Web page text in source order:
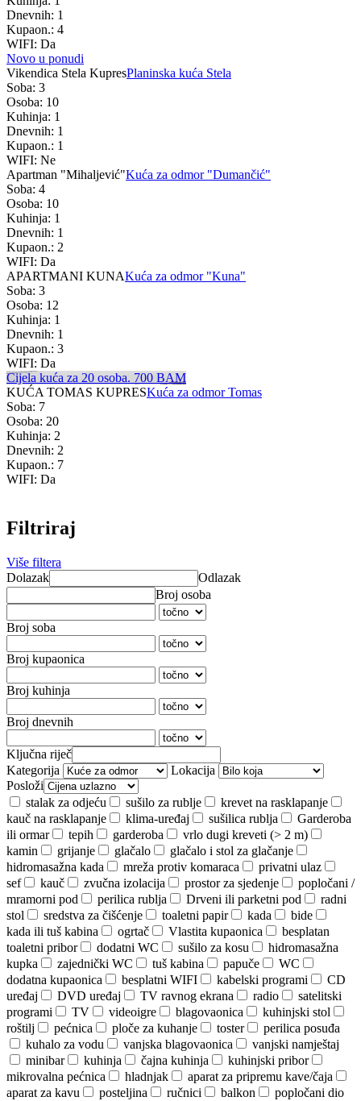
Dnevnih: 1
Kupaon.: 4
WIFI: Da
Novo u ponudi
Vikendica Stela KupresPlaninska kuća Stela
Soba: 3
Osoba: 10
Kuhinja: 1
Dnevnih: 1
Kupaon.: 1
WIFI: Ne
Apartman "Mihaljević"Kuća za odmor "Dumančić"
Soba: 4
Osoba: 10
Kuhinja: 1
Dnevnih: 1
Kupaon.: 2
WIFI: Da
APARTMANI KUNAKuća za odmor "Kuna"
Soba: 3
Osoba: 12
Kuhinja: 1
Dnevnih: 1
Kupaon.: 3
WIFI: Da
Cijela kuća za 20 osoba. 700 BAM
KUĆA TOMAS KUPRESKuća za odmor Tomas
Soba: 7
Osoba: 20
Kuhinja: 2
Dnevnih: 2
Kupaon.: 7
WIFI: Da
Filtriraj
Više filtera
Dolazak
Odlazak
Broj osoba
Broj soba
Broj kupaonica
Broj kuhinja
Broj dnevnih
Ključna riječ
Kategorija
Lokacija
Posloži
stalak za odjeću
sušilo za rublje
krevet na rasklapanje
kauč na rasklapanje
klima-uređaj sušilica rublja
Garderoba
ili ormar
tepih garderoba
vrlo dugi kreveti (> 2 m)
kamin
grijanje glačalo
glačalo i stol za glačanje
hidromasažna kada
mreža protiv komaraca
privatni ulaz
sef
kauč zvučna izolacija prostor za sjedenje
popločani /
mramorni pod
perilica rublja Drveni ili parketni pod
radni
stol
sredstva za čišćenje toaletni papir kada
bide
kada ili tuš kabina
ogrtač Vlastita kupaonica
besplatan
toaletni pribor
dodatni WC sušilo za kosu
hidromasažna
kupka
zajednički WC tuš kabina papuče
WC
dodatna kupaonica
besplatni WIFI kabelski programi
CD
uređaj
DVD uređaj TV ravnog ekrana radio
satelitski
programi
TV videoigre blagovaonica
kuhinjski stol
roštilj
pećnica ploče za kuhanje toster
perilica posuđa
kuhalo za vodu
vanjska blagovaonica
vanjski namještaj
minibar
kuhinja čajna kuhinja
kuhinjski pribor
mikrovalna pećnica
hladnjak
aparat za pripremu kave/čaja
aparat za kavu
posteljina ručnici balkon popločani dio